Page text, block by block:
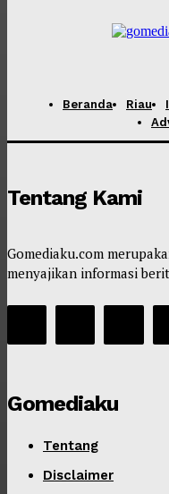
Beranda Riau
Tentang Kami
Gomediaku.com
menyajikan informasi
Gomediaku
Tentang
Disclaimer